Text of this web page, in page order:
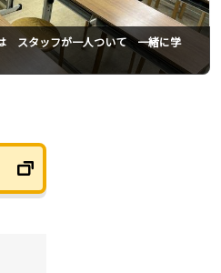
スタッフが一人ついて 一緒に学